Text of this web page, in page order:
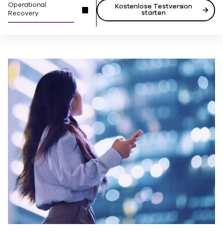
Operational
Recovery
Kostenlose Testversion
starten